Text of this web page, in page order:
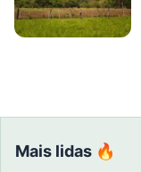
Mais lidas 🔥